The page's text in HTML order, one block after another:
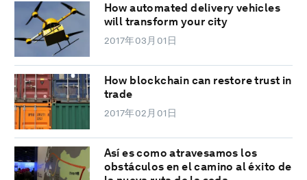
How automated delivery vehicles
will transform your city
2017年03月01日
How blockchain can restore trust in
trade
2017年02月01日
Así es como atravesamos los
obstáculos en el camino al éxito de